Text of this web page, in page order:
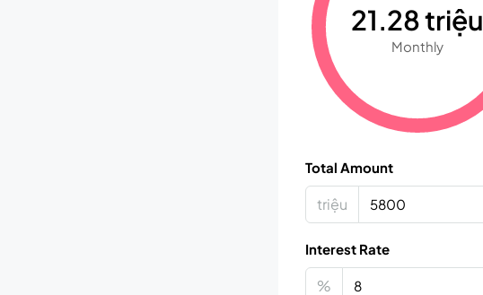
21.28 triệu
Monthly
Total Amount
triệu
Interest Rate
%